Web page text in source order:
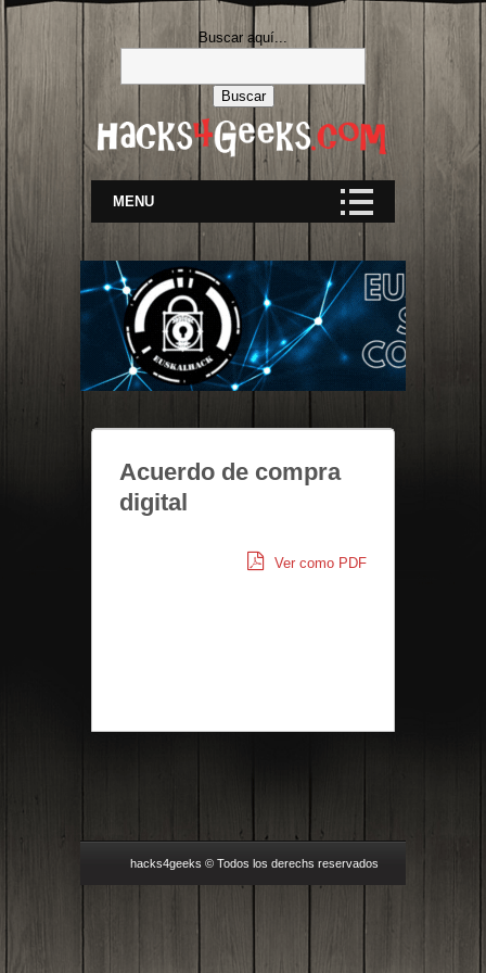
Buscar aquí...
MENU
Acuerdo de compra
digital
Ver como PDF
hacks4geeks © Todos los derechs reservados